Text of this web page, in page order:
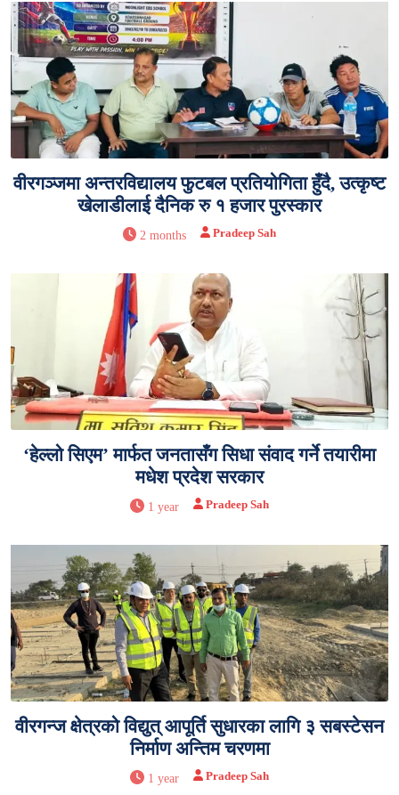
वीरगञ्जमा अन्तरविद्यालय फुटबल प्रतियोगिता हुँदै, उत्कृष्ट
खेलाडीलाई दैनिक रु १ हजार पुरस्कार
2 months Pradeep Sah
‘हेल्लो सिएम’ मार्फत जनतासँग सिधा संवाद गर्ने तयारीमा
मधेश प्रदेश सरकार
1 year Pradeep Sah
वीरगन्ज क्षेत्रको विद्युत् आपूर्ति सुधारका लागि ३ सबस्टेसन
निर्माण अन्तिम चरणमा
1 year Pradeep Sah